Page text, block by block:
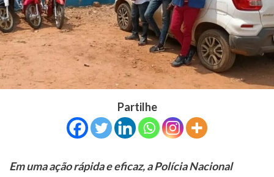
Partilhe
Em uma ação rápida e eficaz, a Polícia Nacional